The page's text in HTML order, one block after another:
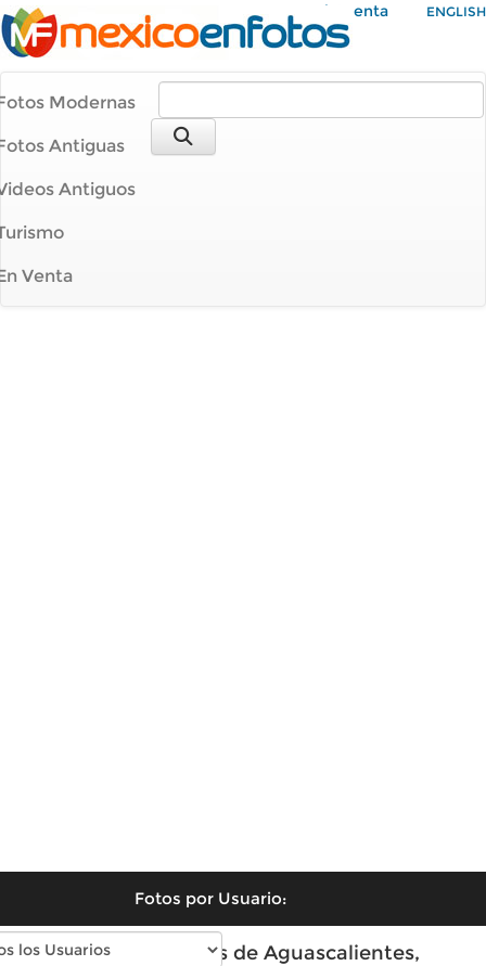
Mi Cuenta ENGLISH
Modernas
Antiguas
Antiguos
Venta
Fotos por Usuario:
Fotos modernas de Aguascalientes,